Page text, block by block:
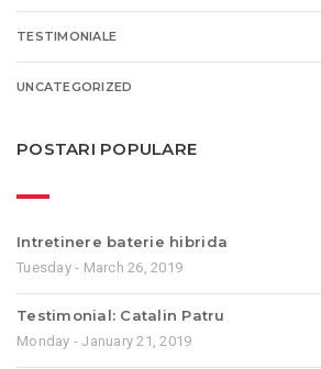
TESTIMONIALE
UNCATEGORIZED
POSTARI POPULARE
Intretinere baterie hibrida
Tuesday - March 26, 2019
Testimonial: Catalin Patru
Monday - January 21, 2019